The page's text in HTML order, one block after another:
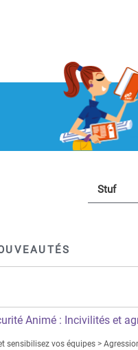
Animé : Incivilités et
sensibilisez vos équipes >